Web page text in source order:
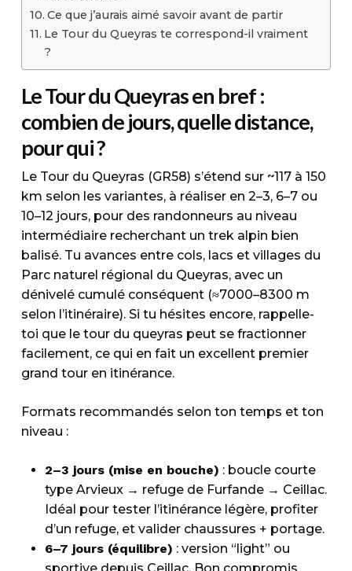
Ce que j’aurais aimé savoir avant de partir
Le Tour du Queyras te correspond-il vraiment
?
Le Tour du Queyras en bref :
combien de jours, quelle distance,
pour qui ?
Le Tour du Queyras (GR58) s’étend sur ~117 à 150
km selon les variantes, à réaliser en 2–3, 6–7 ou
10–12 jours, pour des randonneurs au niveau
intermédiaire recherchant un trek alpin bien
balisé. Tu avances entre cols, lacs et villages du
Parc naturel régional du Queyras, avec un
dénivelé cumulé conséquent (≈7000–8300 m
selon l’itinéraire). Si tu hésites encore, rappelle-
toi que le tour du queyras peut se fractionner
facilement, ce qui en fait un excellent premier
grand tour en itinérance.
Formats recommandés selon ton temps et ton
niveau :
2–3 jours (mise en bouche) : boucle courte
type Arvieux → refuge de Furfande → Ceillac.
Idéal pour tester l’itinérance légère, profiter
d’un refuge, et valider chaussures + portage.
6–7 jours (équilibre) : version “light” ou